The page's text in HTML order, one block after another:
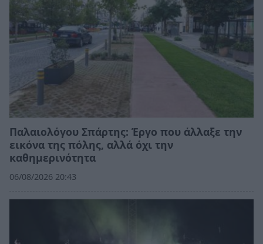
Παλαιολόγου Σπάρτης: Έργο που άλλαξε την
εικόνα της πόλης, αλλά όχι την
καθημερινότητα
06/08/2026 20:43